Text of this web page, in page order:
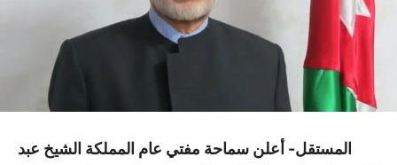
المستقل- أعلن سماحة مفتي عام المملكة الشيخ عبد